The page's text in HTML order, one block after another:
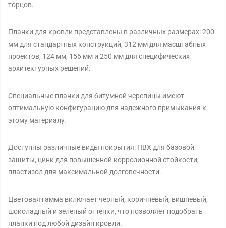
торцов.
Планки для кровли представлены в различных размерах: 200
мм для стандартных конструкций, 312 мм для масштабных
проектов, 124 мм, 156 мм и 250 мм для специфических
архитектурных решений.
Специальные планки для битумной черепицы имеют
оптимальную конфигурацию для надежного примыкания к
этому материалу.
Доступны различные виды покрытия: ПВХ для базовой
защиты, цинк для повышенной коррозионной стойкости,
пластизол для максимальной долговечности.
Цветовая гамма включает черный, коричневый, вишневый,
шоколадный и зеленый оттенки, что позволяет подобрать
планки под любой дизайн кровли.